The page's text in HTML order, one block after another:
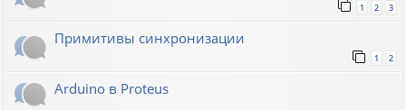
1 2 3
Примитивы синхронизации
1 2
Arduino в Proteus